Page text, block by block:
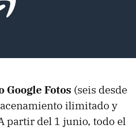
Google Fotos (seis desde
ilimitado y
partir del 1 junio, todo el